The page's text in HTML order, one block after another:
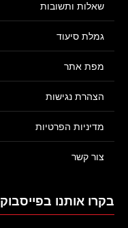
שאלות ותשובות
גמלת סיעוד
מפת אתר
הצהרת נגישות
מדיניות הפרטיות
צור קשר
בקרו אותנו בפייסבוק